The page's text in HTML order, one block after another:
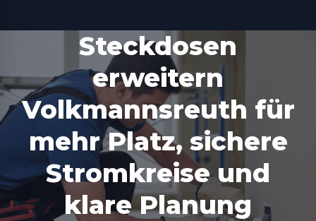
Steckdosen
erweitern
Volkmannsreuth für
mehr Platz, sichere
Stromkreise und
klare Planung